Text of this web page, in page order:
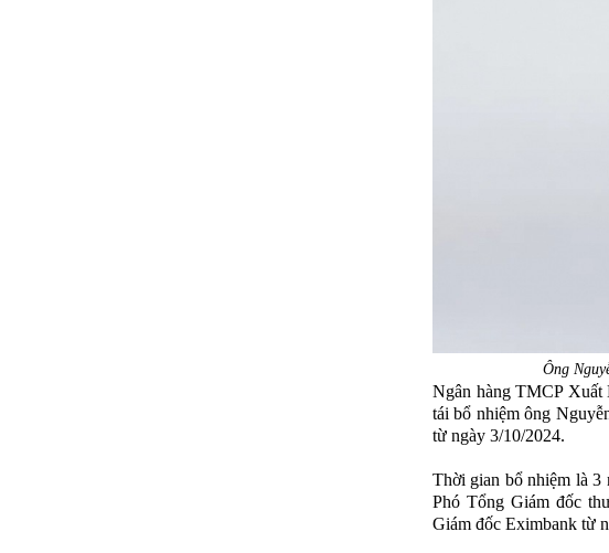
Ông
Ngân hàng TMCP
tái bổ nhiệm ông
từ ngày 3/10/2024.
Thời gian bổ nhiệm là 3
Phó Tổng Giám đốc
Giám đốc Eximbank từ